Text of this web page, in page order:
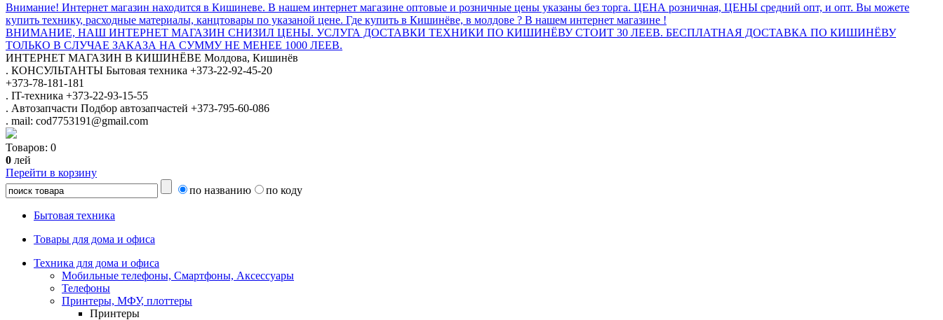
Внимание! Интернет магазин находится в Кишиневе. В нашем интернет магазине оптовые и розничные цены указаны без торга. ЦЕНА розничная, ЦЕНЫ средний опт, и опт. Вы можете
купить технику, расходные материалы, канцтовары по указаной цене. Где купить в Кишинёве, в молдове ? В нашем интернет магазине !
ВНИМАНИЕ, НАШ ИНТЕРНЕТ МАГАЗИН СНИЗИЛ ЦЕНЫ. УСЛУГА ДОСТАВКИ ТЕХНИКИ ПО КИШИНЁВУ СТОИТ 30 ЛЕЕВ. БЕСПЛАТНАЯ ДОСТАВКА ПО КИШИНЁВУ
ТОЛЬКО В СЛУЧАЕ ЗАКАЗА НА СУММУ НЕ МЕНЕЕ 1000 ЛЕЕВ.
ИНТЕРНЕТ МАГАЗИН В КИШИНЁВЕ Молдова, Кишинёв
. КОНСУЛЬТАНТЫ Бытовая техника +373-22-92-45-20
+373-78-181-181
. IT-техника +373-22-93-15-55
. Автозапчасти Подбор автозапчастей +373-795-60-086
. mail: cod7753191@gmail.com
Товаров: 0
0 лей
Перейти в корзину
по названию
по коду
Бытовая техника
Товары для дома и офиса
Техника для дома и офиса
Мобильные телефоны, Смартфоны, Аксессуары
Телефоны
Принтеры, МФУ, плоттеры
Принтеры